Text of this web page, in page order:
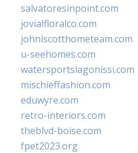
salvatoresinpoint.com
jovialfloralco.com
johnlscotthometeam.com
u-seehomes.com
watersportslagonissi.com
mischieffashion.com
eduwyre.com
retro-interiors.com
theblvd-boise.com
fpet2023.org